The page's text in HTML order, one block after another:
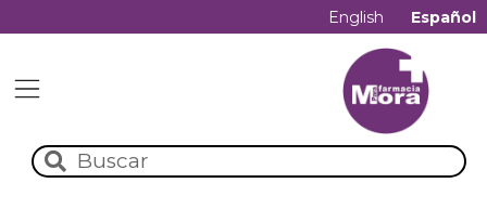
English Español